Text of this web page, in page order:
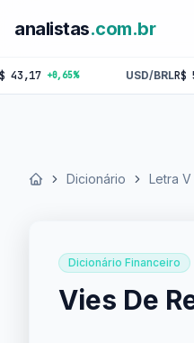
analistas.com.br
+0,65% USD/BRLR$ 5,07
Início Dicionário Letra V
Dicionário Financeiro
Vies De